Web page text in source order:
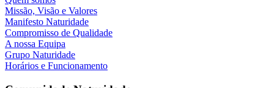
Missão, Visão e Valores
Manifesto Naturidade
Compromisso de Qualidade
A nossa Equipa
Grupo Naturidade
Horários e Funcionamento